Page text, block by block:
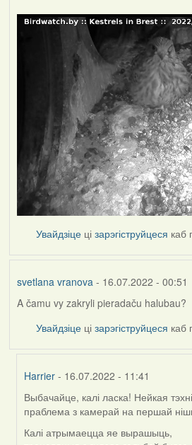
Увайдзіце цізарэгіструйцеся каб
svetlana vranova - 16.07.2022 - 00:51
A čamu vy zakryli pieradaču halubau?
Увайдзіце цізарэгіструйцеся каб
Harrier - 16.07.2022 - 11:41
In
reply
to
Выбачайце, калі ласка! Нейкая
праблема з камерай на першай
Калі атрымаецца яе вырашыць,